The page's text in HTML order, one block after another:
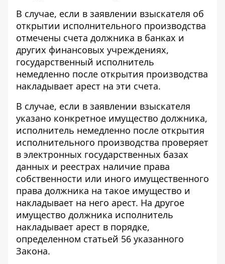
В случае, если в заявлении взыскателя об
открытии исполнительного производства
отмечены счета должника в банках и
других финансовых учреждениях,
государственный исполнитель
немедленно после открытия производства
накладывает арест на эти счета.
В случае, если в заявлении взыскателя
указано конкретное имущество должника,
исполнитель немедленно после открытия
исполнительного производства проверяет
в электронных государственных базах
данных и реестрах наличие права
собственности или иного имущественного
права должника на такое имущество и
накладывает на него арест. На другое
имущество должника исполнитель
накладывает арест в порядке,
определенном статьей 56 указанного
Закона.